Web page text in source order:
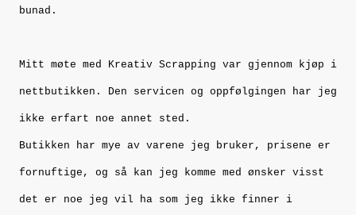
bunad.
Mitt møte med Kreativ Scrapping var gjennom kjøp i
nettbutikken. Den servicen og oppfølgingen har jeg
ikke erfart noe annet sted.
Butikken har mye av varene jeg bruker, prisene er
fornuftige, og så kan jeg komme med ønsker visst
det er noe jeg vil ha som jeg ikke finner i